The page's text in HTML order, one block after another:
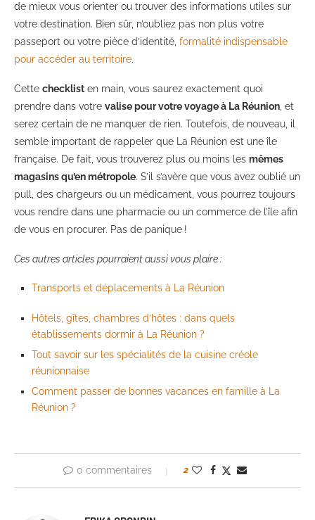
de mieux vous orienter ou trouver des informations utiles sur
votre destination. Bien sûr, n’oubliez pas non plus votre
passeport ou votre pièce d’identité, formalité indispensable
pour accéder au territoire.
Cette checklist en main, vous saurez exactement quoi
prendre dans votre valise pour votre voyage à La Réunion, et
serez certain de ne manquer de rien. Toutefois, de nouveau, il
semble important de rappeler que La Réunion est une île
française. De fait, vous trouverez plus ou moins les mêmes
magasins qu’en métropole. S’il s’avère que vous avez oublié un
pull, des chargeurs ou un médicament, vous pourrez toujours
vous rendre dans une pharmacie ou un commerce de l’île afin
de vous en procurer. Pas de panique !
Ces autres articles pourraient aussi vous plaire :
Transports et déplacements à La Réunion
Hôtels, gîtes, chambres d’hôtes : dans quels
établissements dormir à La Réunion ?
Tout savoir sur les spécialités de la cuisine créole
réunionnaise
Comment passer de bonnes vacances en famille à La
Réunion ?
0 commentaires 2